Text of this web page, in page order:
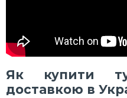
Як купити
доставкою в